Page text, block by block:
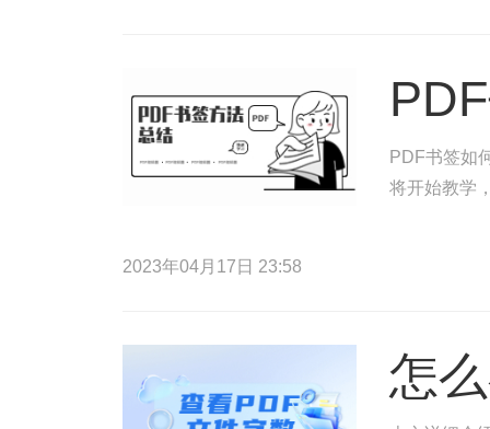
PDF书签如
将开始教学
2023年04月17日 23:58
怎